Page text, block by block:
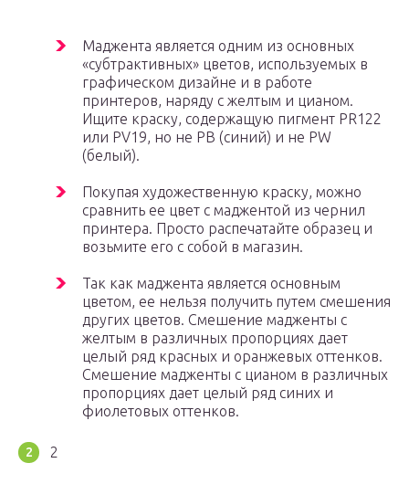
Маджента является одним из основных
«субтрактивных» цветов, используемых в
графическом дизайне и в работе
принтеров, наряду с желтым и цианом.
Ищите краску, содержащую пигмент PR122
или PV19, но не PB (синий) и не PW
(белый).
Покупая художественную краску, можно
сравнить ее цвет с маджентой из чернил
принтера. Просто распечатайте образец и
возьмите его с собой в магазин.
Так как маджента является основным
цветом, ее нельзя получить путем смешения
других цветов. Смешение мадженты с
желтым в различных пропорциях дает
целый ряд красных и оранжевых оттенков.
Смешение мадженты с цианом в различных
пропорциях дает целый ряд синих и
фиолетовых оттенков.
2